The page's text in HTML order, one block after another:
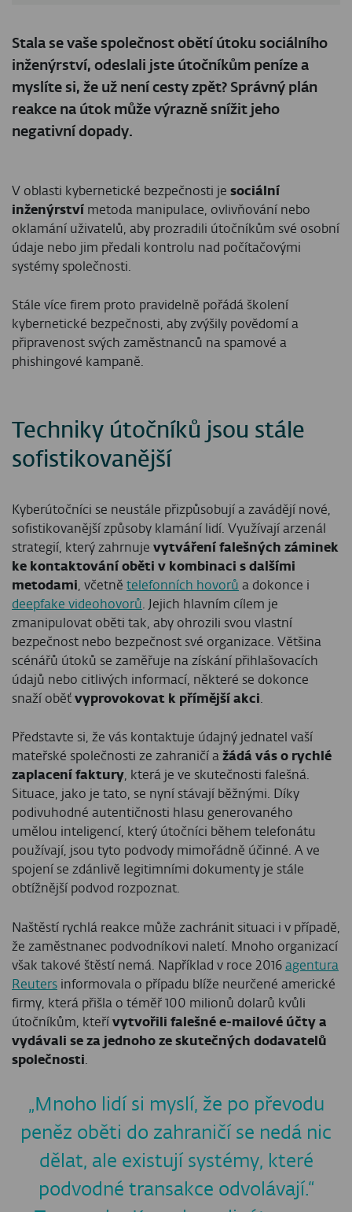
Stala se vaše společnost obětí útoku sociálního
inženýrství, odeslali jste útočníkům peníze a
myslíte si, že už není cesty zpět? Správný plán
reakce na útok může výrazně snížit jeho
negativní dopady.
V oblasti kybernetické bezpečnosti je sociální
inženýrství metoda manipulace, ovlivňování nebo
oklamání uživatelů, aby prozradili útočníkům své osobní
údaje nebo jim předali kontrolu nad počítačovými
systémy společnosti.
Stále více firem proto pravidelně pořádá školení
kybernetické bezpečnosti, aby zvýšily povědomí a
připravenost svých zaměstnanců na spamové a
phishingové kampaně.
Techniky útočníků jsou stále
sofistikovanější
Kyberútočníci se neustále přizpůsobují a zavádějí nové,
sofistikovanější způsoby klamání lidí. Využívají arzenál
strategií, který zahrnuje vytváření falešných záminek
ke kontaktování oběti v kombinaci s dalšími
metodami , včetně telefonních hovorů a dokonce i
deepfake videohovorů . Jejich hlavním cílem je
zmanipulovat oběti tak, aby ohrozili svou vlastní
bezpečnost nebo bezpečnost své organizace. Většina
scénářů útoků se zaměřuje na získání přihlašovacích
údajů nebo citlivých informací, některé se dokonce
snaží oběť vyprovokovat k přímější akci
Představte si, že vás kontaktuje údajný jednatel vaší
mateřské společnosti ze zahraničí a žádá vás o rychlé
zaplacení faktury, která je ve skutečnosti falešná.
Situace, jako je tato, se nyní stávají běžnými. Díky
podivuhodné autentičnosti hlasu generovaného
umělou inteligencí, který útočníci během telefonátu
používají, jsou tyto podvody mimořádně účinné. A ve
spojení se zdánlivě legitimními dokumenty je stále
obtížnější podvod rozpoznat.
Naštěstí rychlá reakce může zachránit situaci i v případě,
že zaměstnanec podvodníkovi naletí. Mnoho organizací
však takové štěstí nemá. Například v roce 2016 agentura
Reuters informovala o případu blíže neurčené americké
firmy, která přišla o téměř 100 milionů dolarů kvůli
útočníkům, kteří vytvořili falešné e-mailové účty a
vydávali se za jednoho ze skutečných dodavatelů
společnosti.
„Mnoho lidí si myslí, že po převodu
peněz oběti do zahraničí se nedá nic
dělat, ale existují systémy, které
podvodné transakce odvolávají.“